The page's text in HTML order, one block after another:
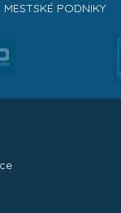
MESTSKÉ PODNIKY